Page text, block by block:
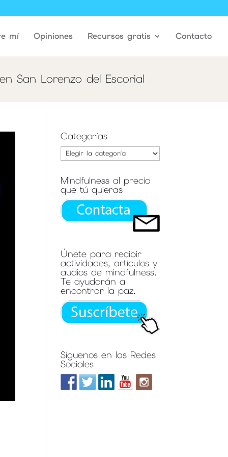
mí Opiniones Recursos gratis Contacto
San Lorenzo del Escorial
Categorías
Categorías
Mindfulness al precio
que tú quieras
Únete para recibir
actividades, artículos y
audios de mindfulness.
Te ayudarán a
encontrar la paz.
Síguenos en las Redes
Sociales